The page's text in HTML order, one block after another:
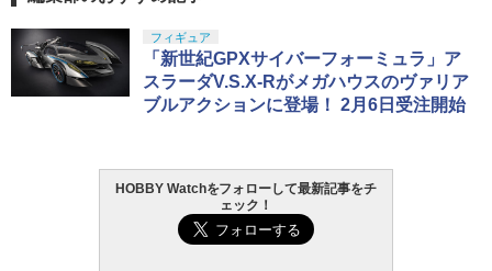
フィギュア
「新世紀GPXサイバーフォーミュラ」ア
スラーダV.S.X-Rがメガハウスのヴァリア
ブルアクションに登場！ 2月6日受注開始
HOBBY Watchをフォローして最新記事をチ
ェック！